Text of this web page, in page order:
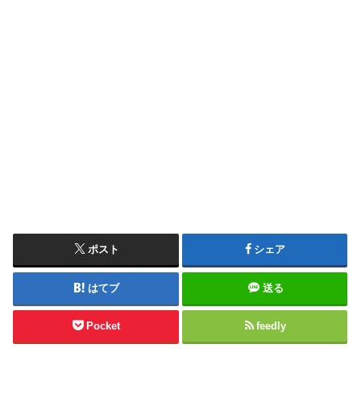
ポスト シェア
はてブ 送る
Pocket feedly